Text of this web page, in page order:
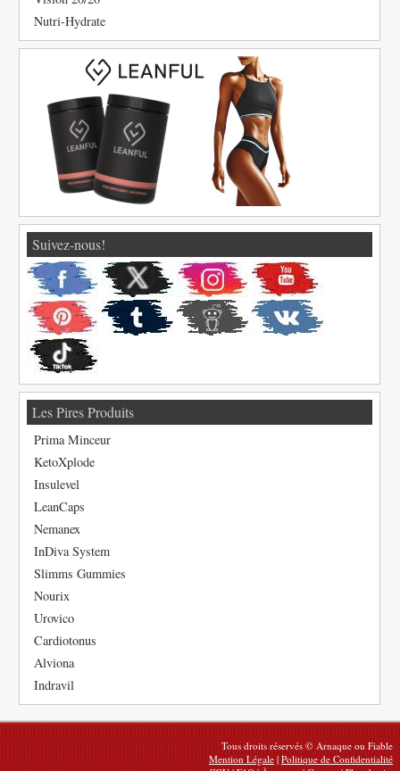
Nutri-Hydrate
Suivez-nous!
Les Pires Produits
Prima Minceur
KetoXplode
Insulevel
LeanCaps
Nemanex
InDiva System
Slimms Gummies
Nourix
Urovico
Cardiotonus
Alviona
Indravil
Tous droits réservés © Arnaque ou Fiable
Mention Légale|Politique de Confidentialité